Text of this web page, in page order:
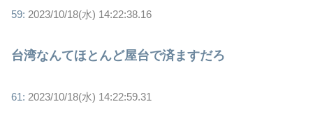
59: 2023/10/18(水) 14:22:38.16
台湾なんてほとんど屋台で済ますだろ
61: 2023/10/18(水) 14:22:59.31